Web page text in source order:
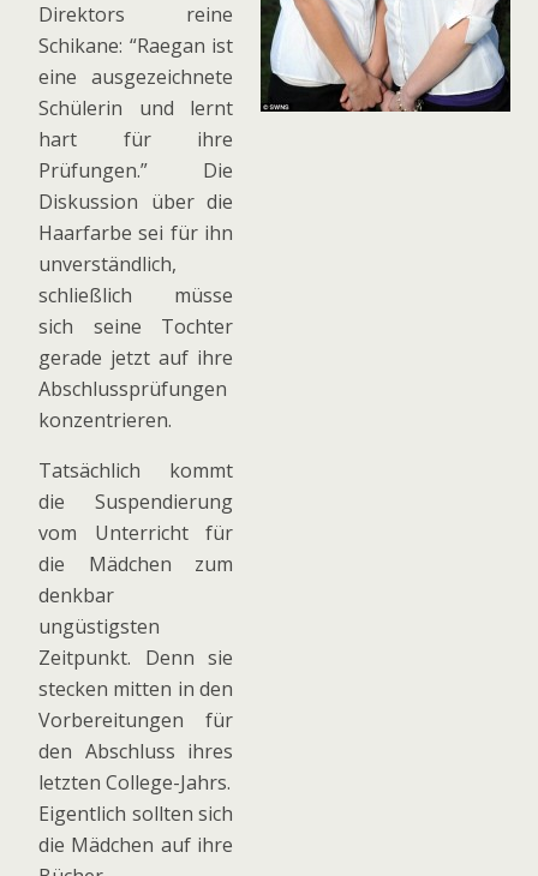
Direktors reine
Schikane: “Raegan ist
eine ausgezeichnete
Schülerin und lernt
hart für ihre
Prüfungen.” Die
Diskussion über die
Haarfarbe sei für ihn
unverständlich,
schließlich müsse
sich seine Tochter
gerade jetzt auf ihre
Abschlussprüfungen
konzentrieren.
Tatsächlich kommt
die Suspendierung
vom Unterricht für
die Mädchen zum
denkbar
ungüstigsten
Zeitpunkt. Denn sie
stecken mitten in den
Vorbereitungen für
den Abschluss ihres
letzten College-Jahrs.
Eigentlich sollten sich
die Mädchen auf ihre